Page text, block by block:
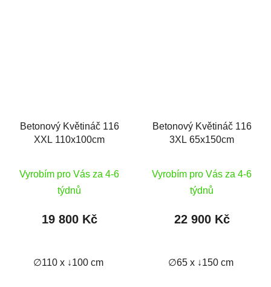
Betonový Květináč 116
XXL 110x100cm
Vyrobím pro Vás za 4-6
týdnů
19 800 Kč
∅110 x ↓100 cm
Betonový Květináč 116
3XL 65x150cm
Vyrobím pro Vás za 4-6
týdnů
22 900 Kč
∅65 x ↓150 cm